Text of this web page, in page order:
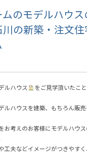
のモデルハウス
川の新築・注文
ルハウス
をご見学頂いたこ
ルハウスを建築、もちろん販売
お考えのお客様にモデルハウ
工夫などイメージがつきやす